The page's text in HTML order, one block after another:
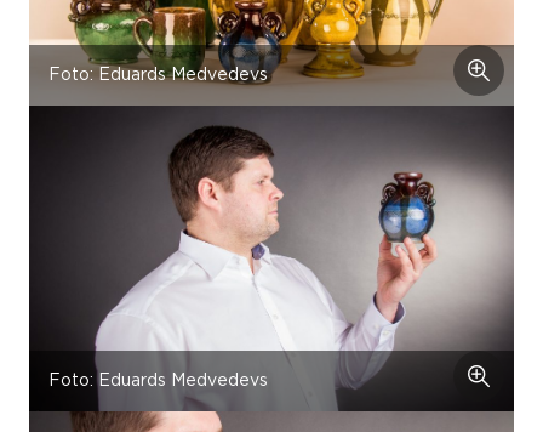
Foto: Eduards Medvedevs
Foto: Eduards Medvedevs